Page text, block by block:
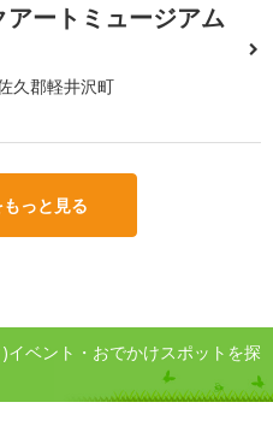
アートミュージアム
久郡軽井沢町
っと見る
ベント・おでかけスポットを探